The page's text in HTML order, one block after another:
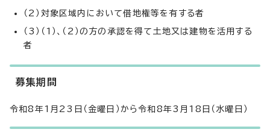
（2）対象区域内において借地権等を有する者
（3）（1）、（2）の方の承認を得て土地又は建物を活用する
者
募集期間
令和8年1月23日（金曜日）から令和8年3月18日（水曜日）